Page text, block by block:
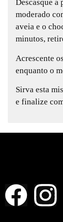
Descasque a
moderado
aveia e o
minutos,
Acrescente
enquanto o
Sirva esta
e finalize